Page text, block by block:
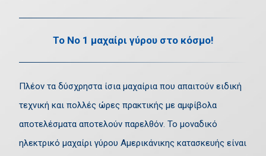
Το Νο 1 μαχαίρι γύρου στο κόσμο!
Πλέον τα δύσχρηστα ίσια μαχαίρια που απαιτούν ειδική
τεχνική και πολλές ώρες πρακτικής με αμφίβολα
αποτελέσματα αποτελούν παρελθόν. Το μοναδικό
ηλεκτρικό μαχαίρι γύρου Αμερικάνικης κατασκευής είναι